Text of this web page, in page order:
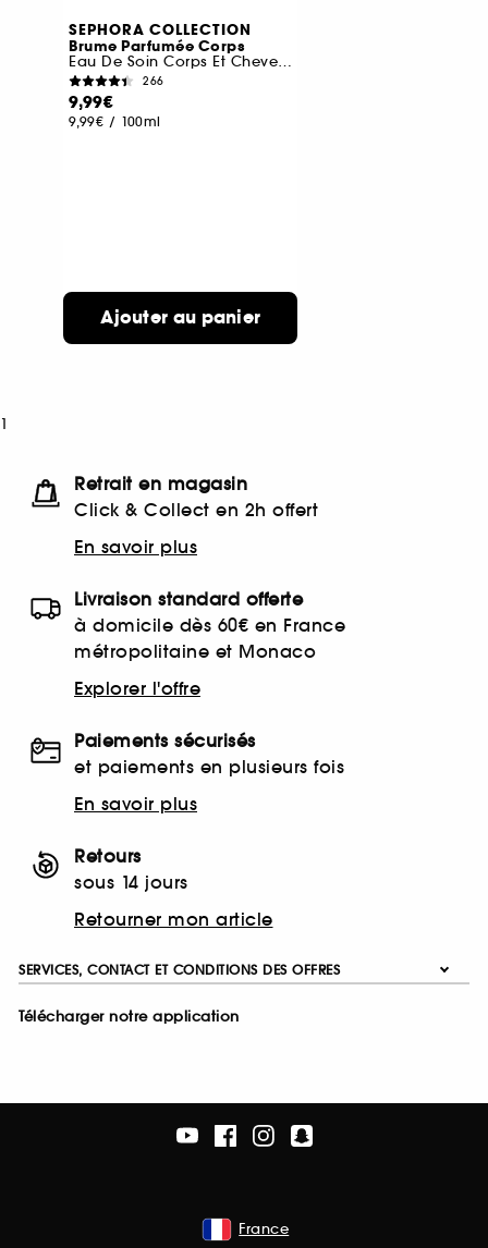
SEPHORA COLLECTION
Brume Parfumée Corps
Eau De Soin Corps Et Cheveux
266
9,99€
9,99€ / 100ml
Ajouter au panier
1
Retrait en magasin
Click & Collect en 2h offert
En savoir plus
Livraison standard offerte
à domicile dès 60€ en France
métropolitaine et Monaco
Explorer l'offre
Paiements sécurisés
et paiements en plusieurs fois
En savoir plus
Retours
sous 14 jours
Retourner mon article
SERVICES, CONTACT ET CONDITIONS DES OFFRES
Télécharger notre application
France